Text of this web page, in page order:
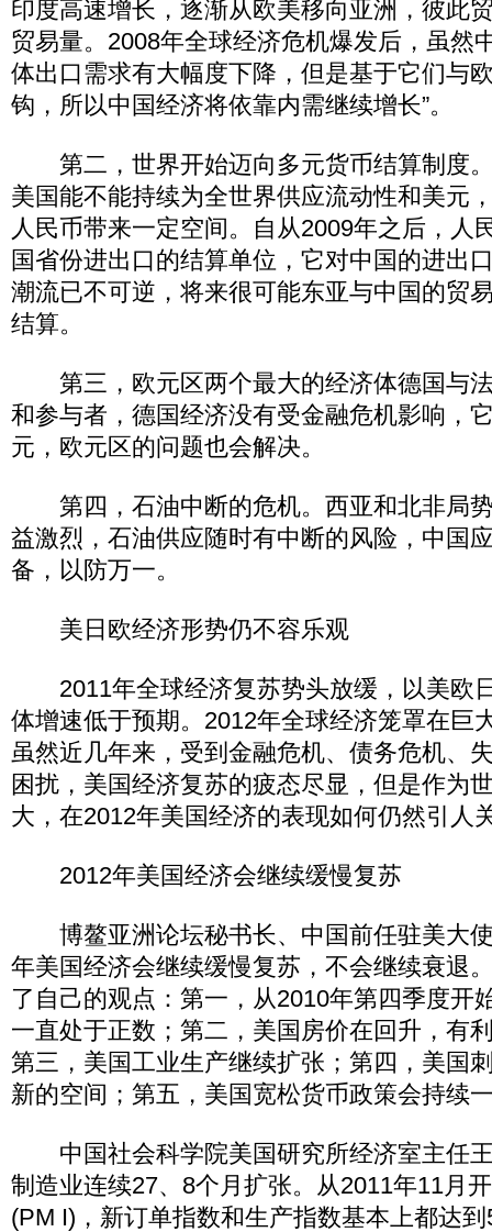
印度高速增长，逐渐从欧美移向亚洲，彼此
贸易量。2008年全球经济危机爆发后，虽然
体出口需求有大幅度下降，但是基于它们与
钩，所以中国经济将依靠内需继续增长”。
第二，世界开始迈向多元货币结算制度
美国能不能持续为全世界供应流动性和美元
人民币带来一定空间。自从2009年之后，人
国省份进出口的结算单位，它对中国的进出
潮流已不可逆，将来很可能东亚与中国的贸
结算。
第三，欧元区两个最大的经济体德国与
和参与者，德国经济没有受金融危机影响，
元，欧元区的问题也会解决。
第四，石油中断的危机。西亚和北非局
益激烈，石油供应随时有中断的风险，中国
备，以防万一。
美日欧经济形势仍不容乐观
2011年全球经济复苏势头放缓，以美欧
体增速低于预期。2012年全球经济笼罩在巨
虽然近几年来，受到金融危机、债务危机、
困扰，美国经济复苏的疲态尽显，但是作为
大，在2012年美国经济的表现如何仍然引人
2012年美国经济会继续缓慢复苏
博鳌亚洲论坛秘书长、中国前任驻美大
年美国经济会继续缓慢复苏，不会继续衰退
了自己的观点：第一，从2010年第四季度开
一直处于正数；第二，美国房价在回升，有
第三，美国工业生产继续扩张；第四，美国
新的空间；第五，美国宽松货币政策会持续
中国社会科学院美国研究所经济室主任
制造业连续27、8个月扩张。从2011年11月
(PM I)，新订单指数和生产指数基本上都达